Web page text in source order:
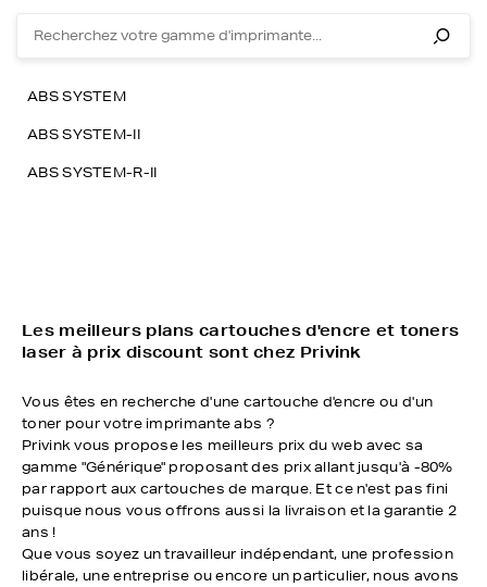
ABS SYSTEM
ABS SYSTEM-II
ABS SYSTEM-R-II
Les meilleurs plans cartouches d'encre et toners
laser à prix discount sont chez Privink
Vous êtes en recherche d'une cartouche d'encre ou d'un
toner pour votre imprimante abs ?
Privink vous propose les meilleurs prix du web avec sa
gamme "Générique" proposant des prix allant jusqu'à -80%
par rapport aux cartouches de marque. Et ce n'est pas fini
puisque nous vous offrons aussi la livraison et la garantie 2
ans !
Que vous soyez un travailleur indépendant, une profession
libérale, une entreprise ou encore un particulier, nous avons